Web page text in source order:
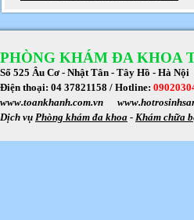
PHÒNG KHÁM ĐA KHOA
Số 525 Âu Cơ - Nhật Tân - Tây Hồ - Hà Nội
Điện thoại: 04 37821158 / Hotline:
www.toankhanh.com.vn
Dịch vụ Phòng khám đa khoa - Khám chữa